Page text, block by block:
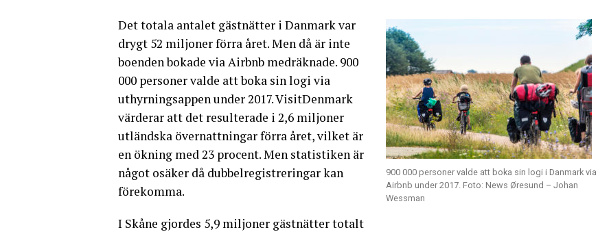
900 000 personer valde att boka sin logi i Danmark via
Airbnb under 2017. Foto: News Øresund – Johan
Wessman
Det totala antalet gästnätter i Danmark var
drygt 52 miljoner förra året. Men då är inte
boenden bokade via Airbnb medräknade. 900
000 personer valde att boka sin logi via
uthyrningsappen under 2017. VisitDenmark
värderar att det resulterade i 2,6 miljoner
utländska övernattningar förra året, vilket är
en ökning med 23 procent. Men statistiken är
något osäker då dubbelregistreringar kan
förekomma.
I Skåne gjordes 5,9 miljoner gästnätter totalt